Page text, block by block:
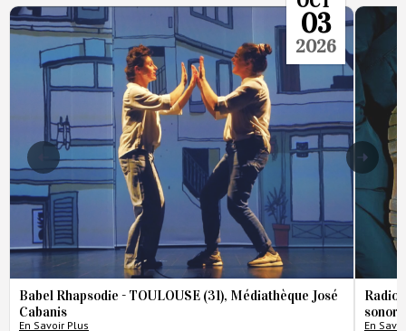
03
2026
Babel Rhapsodie - TOULOUSE (31), Médiathèque José
Cabanis
En Savoir Plus
Radio
En